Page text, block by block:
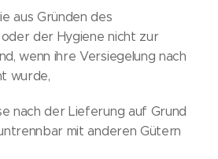
aus Gründen des
der Hygiene nicht zur
wenn ihre Versiegelung nach
wurde,
nach der Lieferung auf Grund
mit anderen Gütern